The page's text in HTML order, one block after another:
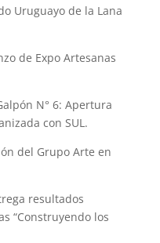
Uruguayo de la Lana
de Expo Artesanas
N° 6: Apertura
con SUL.
del Grupo Arte en
resultados
“Construyendo los